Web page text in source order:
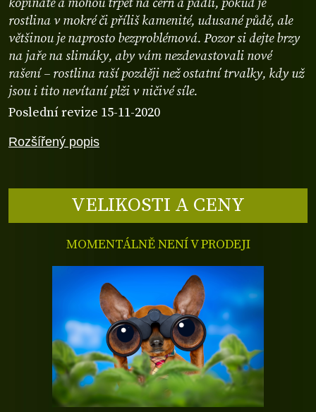
Rozšířený popis
rostlina v mokré či příliš kamenité, udusané půdě, ale
většinou je naprosto bezproblémová. Pozor si dejte brzy
na jaře na slimáky, aby vám nezdevastovali nové
rašení – rostlina raší později než ostatní trvalky, kdy už
jsou i tito nevítaní plži v ničivé síle.
Poslední revize 15-11-2020
VELIKOSTI A CENY
MOMENTÁLNĚ NENÍ V PRODEJI